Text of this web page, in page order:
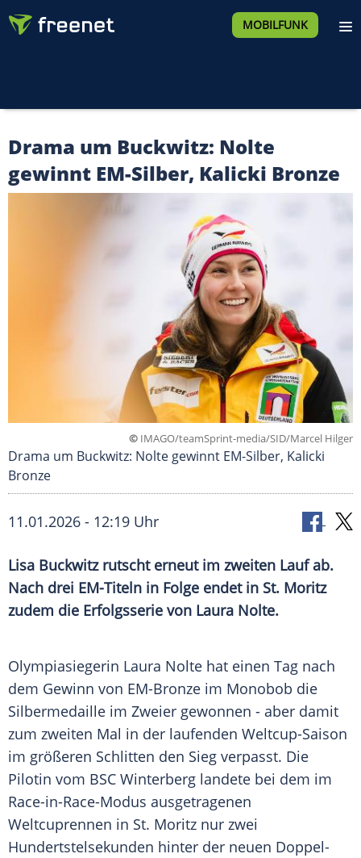
MOBILFUNK
Drama um Buckwitz: Nolte
gewinnt EM-Silber, Kalicki Bronze
© IMAGO/teamSprint-media/SID/Marcel Hilger
Drama um Buckwitz: Nolte gewinnt EM-Silber, Kalicki
Bronze
11.01.2026 - 12:19 Uhr
Lisa Buckwitz rutscht erneut im zweiten Lauf ab.
Nach drei EM-Titeln in Folge endet in St. Moritz
zudem die Erfolgsserie von Laura Nolte.
Olympiasiegerin Laura Nolte hat einen Tag nach
dem Gewinn von EM-Bronze im Monobob die
Silbermedaille im Zweier gewonnen - aber damit
zum zweiten Mal in der laufenden Weltcup-Saison
im größeren Schlitten den Sieg verpasst. Die
Pilotin vom BSC Winterberg landete bei dem im
Race-in-Race-Modus ausgetragenen
Weltcuprennen in St. Moritz nur zwei
Hundertstelsekunden hinter der neuen Doppel-